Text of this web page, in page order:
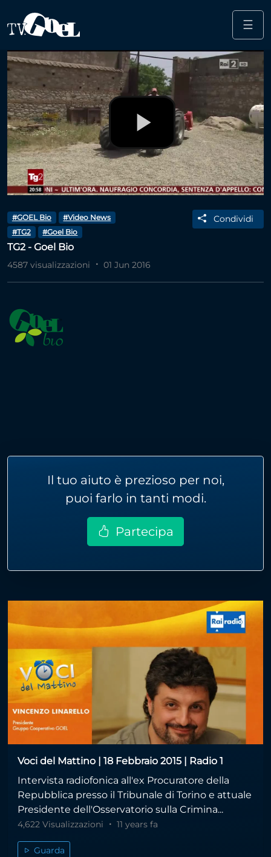
Salta al contenuto principale
☰
Play
Video
#GOEL Bio
#Video News
#TG2
#Goel Bio
Condividi
TG2 - Goel Bio
4587 visualizzazioni 01 Jun 2016
Il tuo aiuto è prezioso per noi,
puoi farlo in tanti modi.
Partecipa
Voci del Mattino | 18 Febbraio 2015 | Radio 1
Intervista radiofonica all'ex Procuratore della
Repubblica presso il Tribunale di Torino e attuale
Presidente dell'Osservatorio sulla Crimina...
4,622 Visualizzazioni 11 years fa
Guarda